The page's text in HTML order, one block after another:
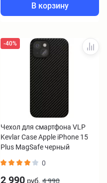
В корзину
-40%
Чехол для смартфона VLP
Kevlar Case Apple iPhone 15
Plus MagSafe черный
0
2 990 руб. 4 990